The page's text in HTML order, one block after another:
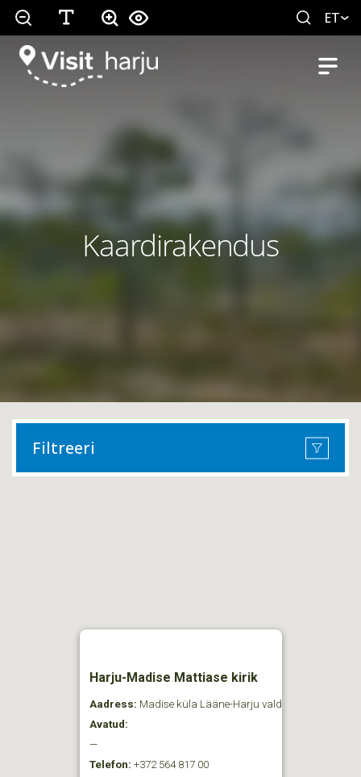
ET
Kaardirakendus
Filtreeri
Harju-Madise Mattiase kirik
Aadress: Madise küla Lääne-Harju vald
Avatud:
—
Telefon: +372 564 817 00